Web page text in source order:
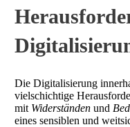
Die Digitalisierung
vielschichtige
mit Widerständen und
eines sensiblen und